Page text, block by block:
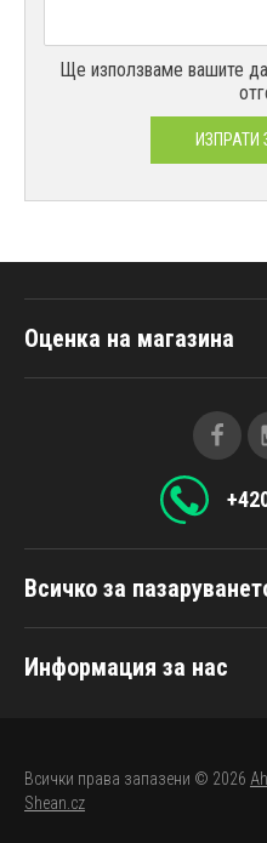
Ще използваме вашите
ИЗПРАТИ
Всичко за
Информация за нас
Оценка на магазина
Всички права запазени © 2026
Shean.cz